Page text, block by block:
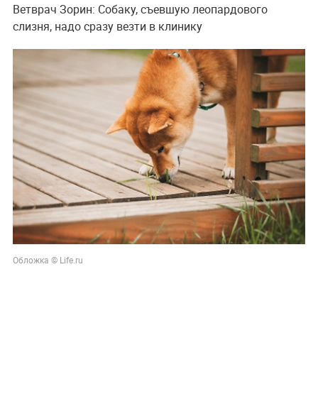
Ветврач Зорин: Собаку, съевшую леопардового
слизня, надо сразу везти в клинику
Обложка © Life.ru